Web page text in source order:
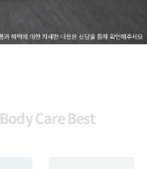
Body Care Best